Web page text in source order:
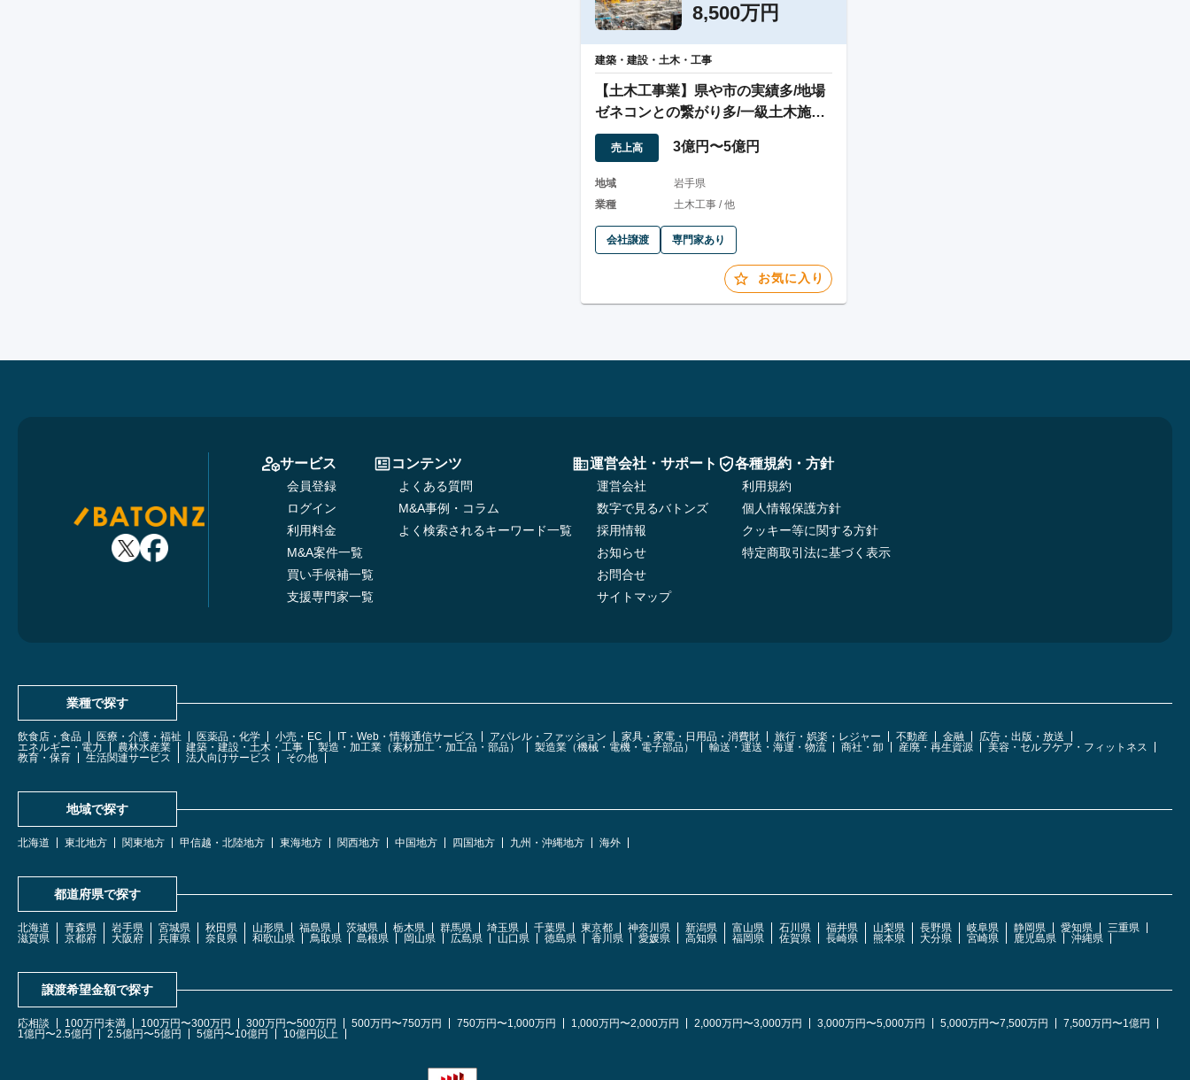
8,500万円
建築・建設・土木・工事
【土木工事業】県や市の実績多/地場
ゼネコンとの繋がり多/一級土木施工
管理技士所属
売上高 3億円〜5億円
地域
岩手県
業種
土木工事 / 他
会社譲渡 専門家あり
お気に入り
サービス
会員登録
ログイン
利用料金
M&A案件一覧
買い手候補一覧
支援専門家一覧
コンテンツ
よくある質問
M&A事例・コラム
よく検索されるキーワード一覧
運営会社・サポート
運営会社
数字で見るバトンズ
採用情報
お知らせ
お問合せ
サイトマップ
各種規約・方針
利用規約
個人情報保護方針
クッキー等に関する方針
特定商取引法に基づく表示
業種で探す
飲食店・食品 医療・介護・福祉 医薬品・化学 小売・EC IT・Web・情報通信サービス アパレル・ファッション 家具・家電・日用品・消費財 旅行・娯楽・レジャー 不動産 金融
広告・出版・放送
エネルギー・電力
農林水産業 建築・建設・土木・工事 製造・加工業（素材加工・加工品・部品） 製造業（機械・電機・電子部品） 輸送・運送・海運・物流 商社・卸 産廃・再生資源
美容・セルフケア・フィットネス
教育・保育
生活関連サービス 法人向けサービス その他
地域で探す
北海道 東北地方 関東地方 甲信越・北陸地方 東海地方 関西地方 中国地方 四国地方 九州・沖縄地方 海外
都道府県で探す
北海道 青森県 岩手県 宮城県 秋田県 山形県 福島県 茨城県 栃木県 群馬県 埼玉県 千葉県 東京都 神奈川県 新潟県 富山県 石川県 福井県 山梨県 長野県 岐阜県 静岡県 愛知県
三重県
滋賀県
京都府 大阪府 兵庫県 奈良県 和歌山県 鳥取県 島根県 岡山県 広島県 山口県 徳島県 香川県 愛媛県 高知県 福岡県 佐賀県 長崎県 熊本県 大分県 宮崎県 鹿児島県 沖縄県
譲渡希望金額で探す
応相談 100万円未満 100万円〜300万円 300万円〜500万円 500万円〜750万円 750万円〜1,000万円 1,000万円〜2,000万円 2,000万円〜3,000万円 3,000万円〜5,000万円 5,000万円〜7,500万円
7,500万円〜1億円
1億円〜2.5億円
2.5億円〜5億円 5億円〜10億円 10億円以上